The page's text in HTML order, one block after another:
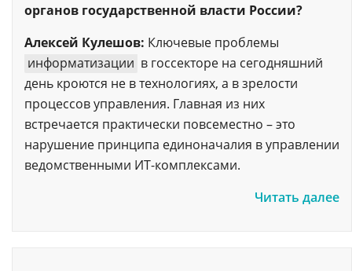
органов государственной власти России?
Алексей Кулешов: Ключевые проблемы
информатизации в госсекторе на сегодняшний
день кроются не в технологиях, а в зрелости
процессов управления. Главная из них
встречается практически повсеместно – это
нарушение принципа единоначалия в управлении
ведомственными ИТ-комплексами.
Читать далее